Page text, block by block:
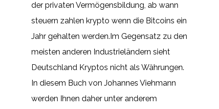
der privaten Vermögensbildung, ab wann
steuern zahlen krypto wenn die Bitcoins ein
Jahr gehalten werden.Im Gegensatz zu den
meisten anderen Industrieländern sieht
Deutschland Kryptos nicht als Währungen.
In diesem Buch von Johannes Viehmann
werden Ihnen daher unter anderem